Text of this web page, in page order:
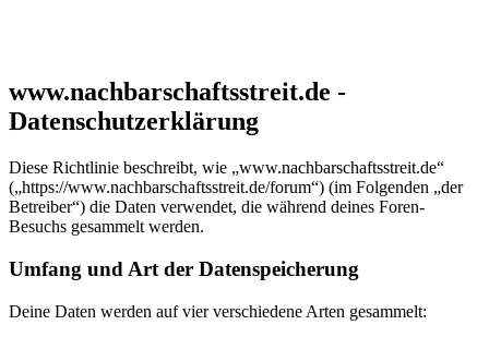
www.nachbarschaftsstreit.de -
Datenschutzerklärung
Diese Richtlinie beschreibt, wie „www.nachbarschaftsstreit.de“
(„https://www.nachbarschaftsstreit.de/forum“) (im Folgenden „der
Betreiber“) die Daten verwendet, die während deines Foren-
Besuchs gesammelt werden.
Umfang und Art der Datenspeicherung
Deine Daten werden auf vier verschiedene Arten gesammelt: